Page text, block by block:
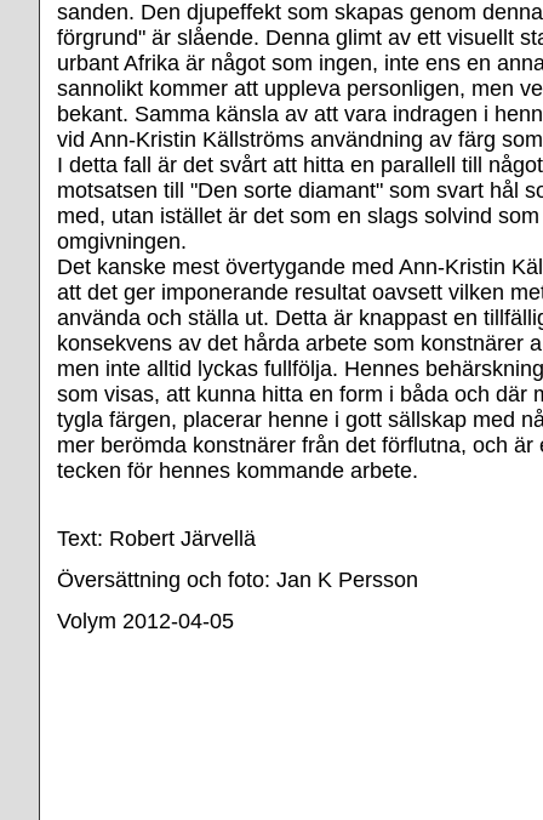
sanden. Den djupeffekt som skapas genom
förgrund" är slående. Denna glimt av ett visuellt
urbant Afrika är något som ingen, inte ens en
sannolikt kommer att uppleva personligen, men
bekant. Samma känsla av att vara indragen i
vid Ann-Kristin Källströms användning av färg
I detta fall är det svårt att hitta en parallell till
motsatsen till "Den sorte diamant" som svart hål
med, utan istället är det som en slags solvind
omgivningen.
Det kanske mest övertygande med Ann-Kristin
att det ger imponerande resultat oavsett vilken
använda och ställa ut. Detta är knappast en
konsekvens av det hårda arbete som konstnärer
men inte alltid lyckas fullfölja. Hennes
som visas, att kunna hitta en form i båda och där
tygla färgen, placerar henne i gott sällskap med
mer berömda konstnärer från det förflutna, och är
tecken för hennes kommande arbete.
Text: Robert Järvellä
Översättning och foto: Jan K Persson
Volym 2012-04-05